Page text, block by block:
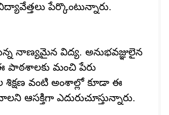
పేర్కొంటున్నారు.
నాణ్యమైన విద్య. అనుభవజ్ఞులైన
ఈ పాఠశాలకు మంచి పేరు
వంటి అంశాల్లో కూడా ఈ
ఆసక్తిగా ఎదురుచూస్తున్నారు.